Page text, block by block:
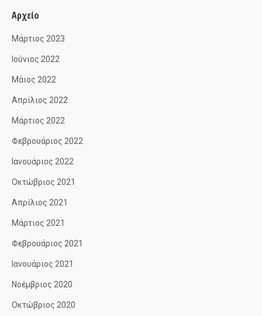
Αρχείο
Μάρτιος 2023
Ιούνιος 2022
Μάιος 2022
Απρίλιος 2022
Μάρτιος 2022
Φεβρουάριος 2022
Ιανουάριος 2022
Οκτώβριος 2021
Απρίλιος 2021
Μάρτιος 2021
Φεβρουάριος 2021
Ιανουάριος 2021
Νοέμβριος 2020
Οκτώβριος 2020